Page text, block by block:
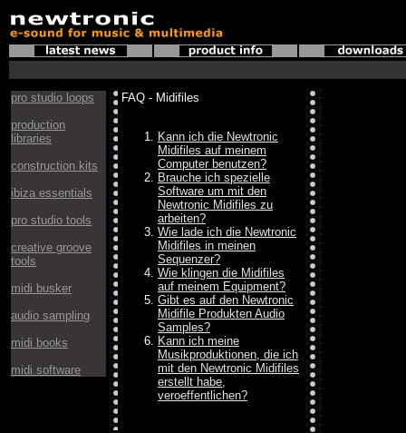
pro studio loops
production
libraries
construction kits
ibiza essentials
pro studio tools
creative groove
tools
midi busker
audio sampling
midi books
midi software
FAQ - Midifiles
Kann ich die Newtronic
Midifiles auf meinem
Computer benutzen?
Brauche ich spezielle
Software um mit den
Newtronic Midifiles zu
arbeiten?
Wie lade ich die Newtronic
Midifiles in meinen
Sequenzer?
Wie klingen die Midifiles
auf meinem Equipment?
Gibt es auf den Newtronic
Midifile Produkten Audio
Samples?
Kann ich meine
Musikproduktionen, die ich
mit den Newtronic Midifiles
erstellt habe,
veroeffentlichen?